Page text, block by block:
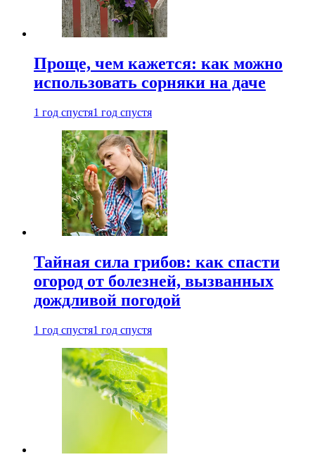
Проще, чем кажется: как можно
использовать сорняки на даче
1 год спустя1 год спустя
Тайная сила грибов: как спасти
огород от болезней, вызванных
дождливой погодой
1 год спустя1 год спустя